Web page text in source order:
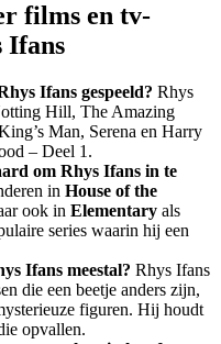
films en tv-
Ifans
Ifans gespeeld? Rhys
Hill, The Amazing
Man, Serena en Harry
– Deel 1.
om Rhys Ifans in te
in House of the
ook in Elementary als
series waarin hij een
Ifans meestal? Rhys Ifans
die een beetje anders zijn,
figuren. Hij houdt
opvallen.